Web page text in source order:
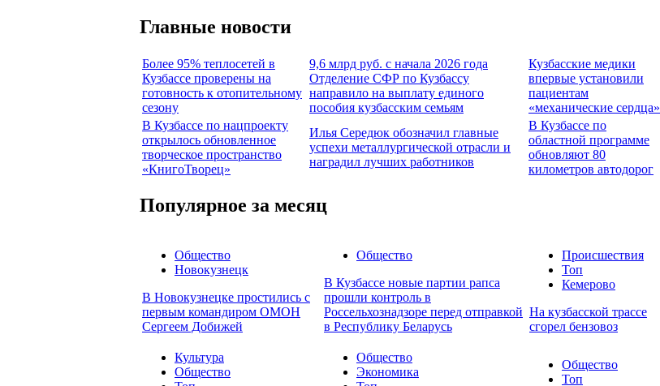
Главные новости
Более 95% теплосетей в
Кузбассе проверены на
готовность к отопительному
сезону
9,6 млрд руб. с начала 2026 года
Отделение СФР по Кузбассу
направило на выплату единого
пособия кузбасским семьям
Кузбасские медики
впервые установили
пациентам
«механические сердца»
В Кузбассе по нацпроекту
открылось обновленное
творческое пространство
«КнигоТворец»
Илья Середюк обозначил главные
успехи металлургической отрасли и
наградил лучших работников
В Кузбассе по
областной программе
обновляют 80
километров автодорог
Популярное за месяц
Общество
Новокузнецк
В Новокузнецке простились с
первым командиром ОМОН
Сергеем Добижей
Общество
В Кузбассе новые партии рапса
прошли контроль в
Россельхознадзоре перед отправкой
в Республику Беларусь
Происшествия
Топ
Кемерово
На кузбасской трассе
сгорел бензовоз
Культура
Общество
Общество
Экономика
Общество
Топ